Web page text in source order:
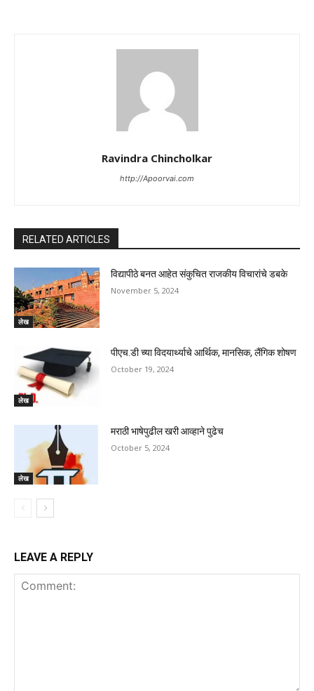
Ravindra Chincholkar
http://Apoorvai.com
RELATED ARTICLES
लेख
विद्यापीठे बनत आहेत संकुचित राजकीय विचारांचे डबके
November 5, 2024
लेख
पीएच.डी च्या विदयार्थ्याचे आर्थिक, मानसिक, लैंगिक शोषण
October 19, 2024
लेख
मराठी भाषेपुढील खरी आव्हाने पुढेच
October 5, 2024
LEAVE A REPLY